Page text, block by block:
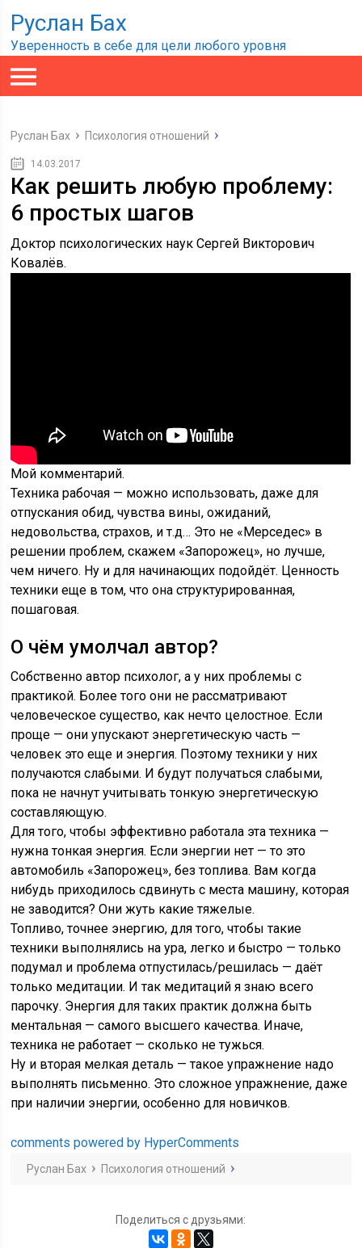
Руслан Бах
Уверенность в себе для цели любого уровня
Руслан Бах Психология отношений
14.03.2017
Как решить любую проблему:
6 простых шагов
Доктор психологических наук Сергей Викторович
Ковалёв.
Мой комментарий.
Техника рабочая — можно использовать, даже для
отпускания обид, чувства вины, ожиданий,
недовольства, страхов, и т.д… Это не «Мерседес» в
решении проблем, скажем «Запорожец», но лучше,
чем ничего. Ну и для начинающих подойдёт. Ценность
техники еще в том, что она структурированная,
пошаговая.
О чём умолчал автор?
Собственно автор психолог, а у них проблемы с
практикой. Более того они не рассматривают
человеческое существо, как нечто целостное. Если
проще — они упускают энергетическую часть —
человек это еще и энергия. Поэтому техники у них
получаются слабыми. И будут получаться слабыми,
пока не начнут учитывать тонкую энергетическую
составляющую.
Для того, чтобы эффективно работала эта техника —
нужна тонкая энергия. Если энергии нет — то это
автомобиль «Запорожец», без топлива. Вам когда
нибудь приходилось сдвинуть с места машину, которая
не заводится? Они жуть какие тяжелые.
Топливо, точнее энергию, для того, чтобы такие
техники выполнялись на ура, легко и быстро — только
подумал и проблема отпустилась/решилась — даёт
только медитации. И так медитаций я знаю всего
парочку. Энергия для таких практик должна быть
ментальная — самого высшего качества. Иначе,
техника не работает — сколько не тужься.
Ну и вторая мелкая деталь — такое упражнение надо
выполнять письменно. Это сложное упражнение, даже
при наличии энергии, особенно для новичков.
comments powered by HyperComments
Руслан Бах Психология отношений
Поделиться с друзьями: